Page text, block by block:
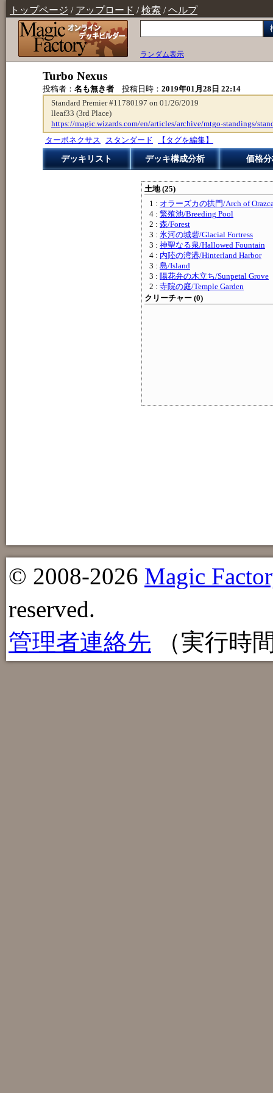
トップページ / アップロード /検索 /ヘルプ
ランダム表示
Turbo Nexus
投稿者： 名も無き者 投稿日時： 2019年01月28日 22:14
Standard Premier #11780197 on 01/26/2019
lleaf33 (3rd Place)
https://magic.wizards.com/en/articles/archive/mtgo-standings/
ターボネクサス
スタンダード 【タグを編集】
デッキリスト デッキ構成分析 価格
土地 (25)
1 : オラーズカの拱門/Arch of
4 : 繁殖池/Breeding Pool
2 : 森/Forest
3 : 氷河の城砦/Glacial Fortress
3 : 神聖なる泉/Hallowed Fountain
4 : 内陸の湾港/Hinterland Harbor
3 : 島/Island
3 : 陽花弁の木立ち/Sunpetal Grove
2 : 寺院の庭/Temple Garden
クリーチャー (0)
© 2008-2026 Magic
reserved.
管理者連絡先 （実行時